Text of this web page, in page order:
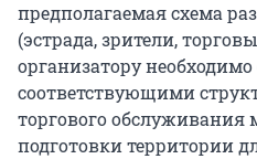
предполагаемая схема
(эстрада, зрители,
организатору необходимо
соответствующими
торгового обслуживания
подготовки территории